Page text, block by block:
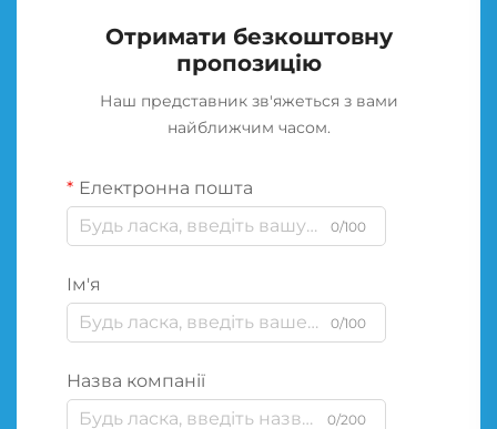
Отримати безкоштовну
пропозицію
Наш представник зв'яжеться з вами
найближчим часом.
Електронна пошта
0/100
Ім'я
0/100
Назва компанії
0/200